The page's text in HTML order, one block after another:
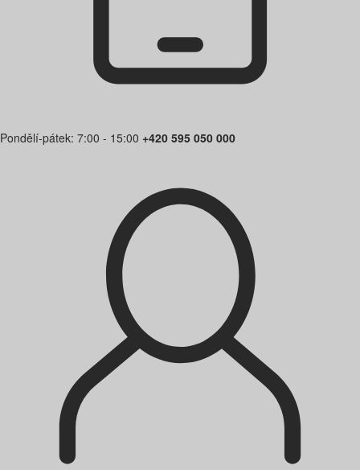
Pondělí-pátek: 7:00 - 15:00 +420 595 050 000